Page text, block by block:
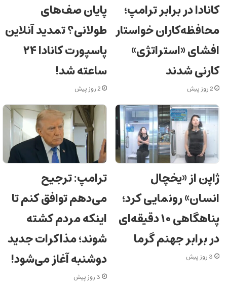
کانادا در برابر ترامپ؛
محافظه‌کاران خواستار
افشای «استراتژی»
کارنی شدند
2 روز پیش
پایان صف‌های
طولانی؟ تمدید آنلاین
پاسپورت کانادا ۲۴
ساعته شد!
2 روز پیش
ژاپن از «یخچال
انسان» رونمایی کرد؛
پناهگاهی ۱۰ دقیقه‌ای
در برابر جهنم گرما
3 روز پیش
ترامپ: ترجیح
می‌دهم توافق کنم تا
اینکه مردم کشته
شوند؛ مذاکرات جدید
دوشنبه آغاز می‌شود!
3 روز پیش